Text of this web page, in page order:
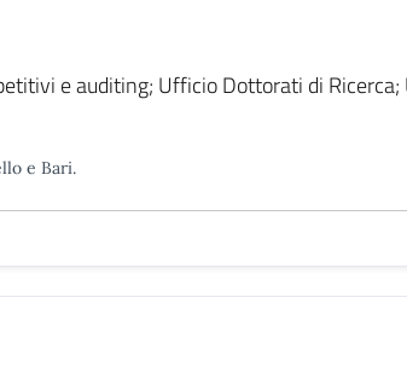
e auditing; Ufficio Dottorati di
e Bari.